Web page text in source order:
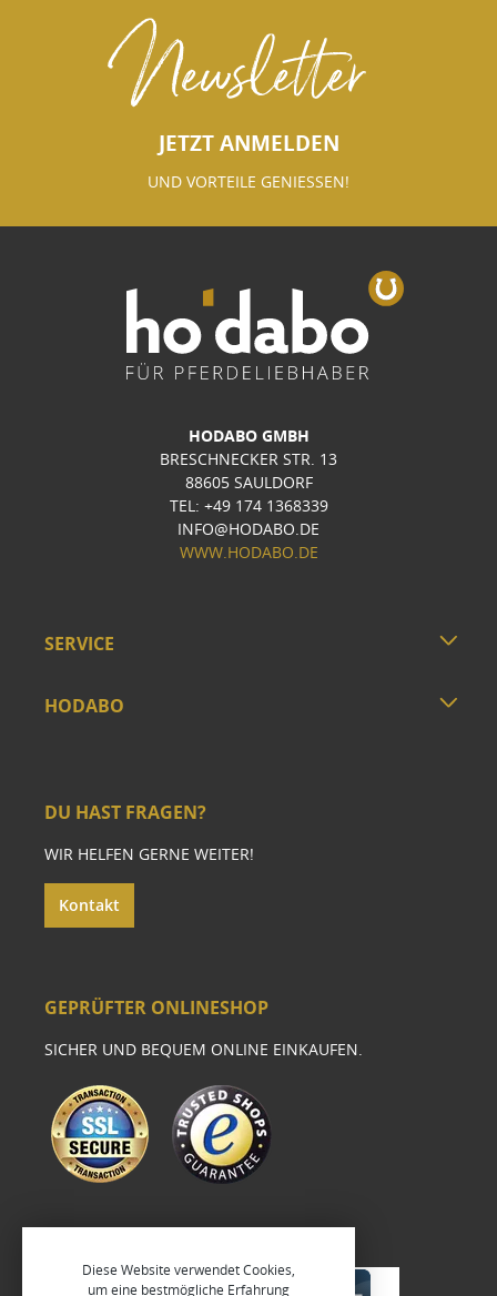
Newsletter
JETZT ANMELDEN
UND VORTEILE GENIESSEN!
HODABO GMBH
BRESCHNECKER STR. 13
88605 SAULDORF
TEL: +49 174 1368339
INFO@HODABO.DE
WWW.HODABO.DE
SERVICE
HODABO
DU HAST FRAGEN?
WIR HELFEN GERNE WEITER!
Kontakt
GEPRÜFTER ONLINESHOP
SICHER UND BEQUEM ONLINE EINKAUFEN.
Diese Website verwendet Cookies,
um eine bestmögliche Erfahrung